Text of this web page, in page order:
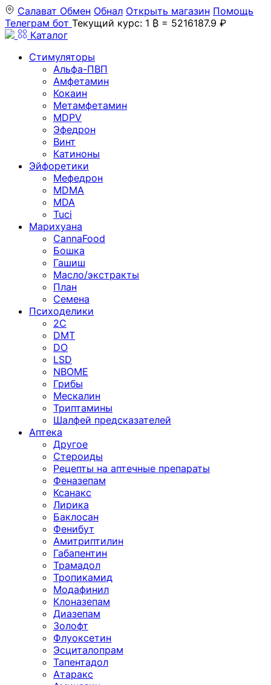
Салават Обмен Обнал Открыть магазин Помощь
Телеграм бот Текущий курс: 1 ₿ = 5216187.9 ₽
Каталог
Стимуляторы
Альфа-ПВП
Амфетамин
Кокаин
Метамфетамин
MDPV
Эфедрон
Винт
Катиноны
Эйфоретики
Мефедрон
MDMA
MDA
Tuci
Марихуана
CannaFood
Бошка
Гашиш
Масло/экстракты
План
Семена
Психоделики
2C
DMT
DO
LSD
NBOME
Грибы
Мескалин
Триптамины
Шалфей предсказателей
Аптека
Другое
Стероиды
Рецепты на аптечные препараты
Феназепам
Ксанакс
Лирика
Баклосан
Фенибут
Амитриптилин
Габапентин
Трамадол
Тропикамид
Модафинил
Клоназепам
Диазепам
Золофт
Флуоксетин
Эсциталопрам
Тапентадол
Атаракс